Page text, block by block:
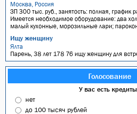
Москва, Россия
ЗП 300 тыс. руб., занятость: полная, график
Имеется необходимое оборудование: два
малый кухонные, морозильные лари;
Ищу женщину
Ялта
Парень, 38 лет 178 76 ищу женщину для
Голосование
У вас есть
нет
до 100 тысяч рублей